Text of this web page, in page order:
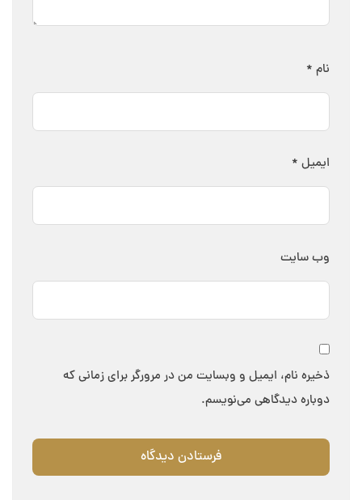
نام *
ایمیل *
وب‌ سایت
ذخیره نام، ایمیل و وبسایت من در مرورگر برای زمانی که
دوباره دیدگاهی می‌نویسم.